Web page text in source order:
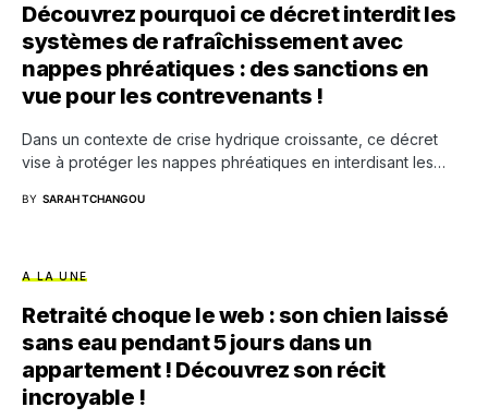
Découvrez pourquoi ce décret interdit les
systèmes de rafraîchissement avec
nappes phréatiques : des sanctions en
vue pour les contrevenants !
Dans un contexte de crise hydrique croissante, ce décret
vise à protéger les nappes phréatiques en interdisant les…
BY SARAH TCHANGOU
A LA UNE
Retraité choque le web : son chien laissé
sans eau pendant 5 jours dans un
appartement ! Découvrez son récit
incroyable !